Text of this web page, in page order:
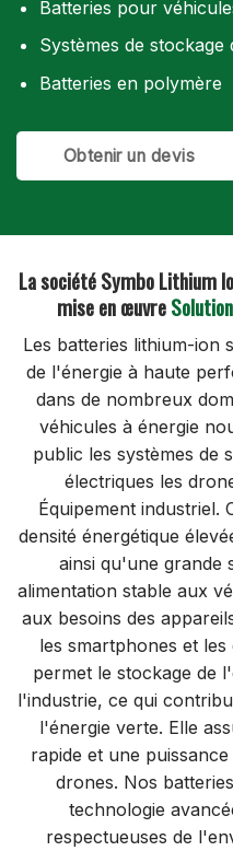
Batteries pour
Systèmes de stockage
Batteries en polymère
Obtenir un devis
La société Symbo Lithium
mise en œuvre
Les batteries lithium-ion
de l'énergie à haute
dans de nombreux
véhicules à énergie
public les systèmes de
électriques les
Équipement industriel.
densité énergétique
ainsi qu'une grande
alimentation stable aux
aux besoins des
les smartphones et
permet le stockage de
l'industrie, ce qui
l'énergie verte. Elle
rapide et une
drones. Nos
technologie
respectueuses de